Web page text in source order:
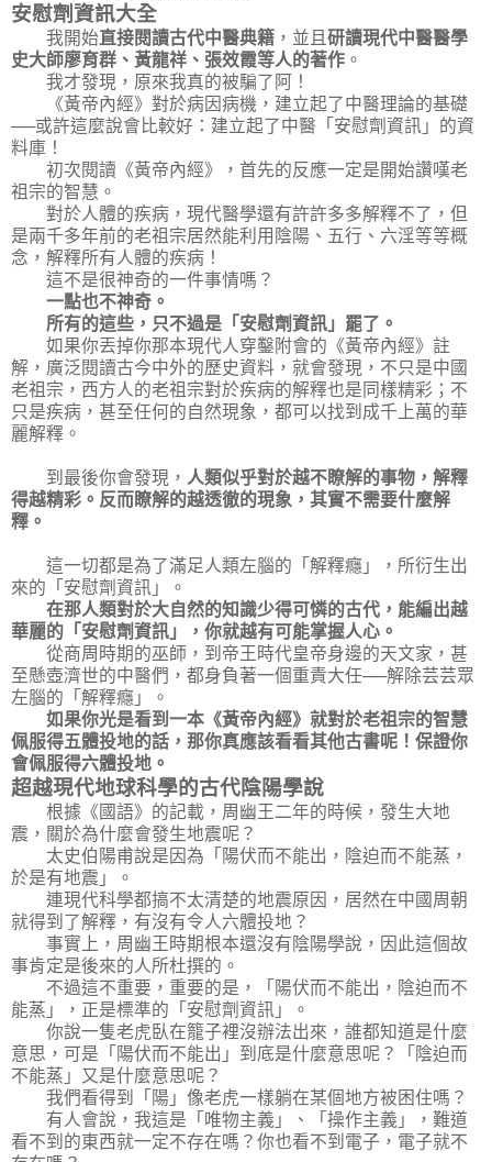
安慰劑資訊大全
我開始直接閱讀古代中醫典籍 ，並且 研讀現代中醫醫學
史大師廖育群、黃龍祥、張效霞等人的著作 。
我才發現，原來我真的被騙了阿！
《黃帝內經》對於病因病機，建立起了中醫理論的基礎
──或許這麼說會比較好：建立起了中醫「安慰劑資訊」的資
料庫！
初次閱讀《黃帝內經》，首先的反應一定是開始讚嘆老
祖宗的智慧。
對於人體的疾病，現代醫學還有許許多多解釋不了，但
是兩千多年前的老祖宗居然能利用陰陽、五行、六淫等等概
念，解釋所有人體的疾病！
這不是很神奇的一件事情嗎？
一點也不神奇。
所有的這些，只不過是「安慰劑資訊」罷了。
如果你丟掉你那本現代人穿鑿附會的《黃帝內經》註
解，廣泛閱讀古今中外的歷史資料，就會發現，不只是中國
老祖宗，西方人的老祖宗對於疾病的解釋也是同樣精彩；不
只是疾病，甚至任何的自然現象，都可以找到成千上萬的華
麗解釋。
到最後你會發現， 人類似乎對於越不瞭解的事物，解釋
得越精彩。反而瞭解的越透徹的現象，其實不需要什麼解
釋。
這一切都是為了滿足人類左腦的「解釋癮」，所衍生出
來的「安慰劑資訊」。
在那人類對於大自然的知識少得可憐的古代，能編出越
華麗的「安慰劑資訊」，你就越有可能掌握人心。
從商周時期的巫師，到帝王時代皇帝身邊的天文家，甚
至懸壺濟世的中醫們，都身負著一個重責大任──解除芸芸眾
左腦的「解釋癮」。
如果你光是看到一本《黃帝內經》就對於老祖宗的智慧
佩服得五體投地的話，那你真應該看看其他古書呢！保證你
會佩服得六體投地。
超越現代地球科學的古代陰陽學說
根據《國語》的記載，周幽王二年的時候，發生大地
震，關於為什麼會發生地震呢？
太史伯陽甫說是因為「陽伏而不能出，陰迫而不能蒸，
於是有地震」。
連現代科學都搞不太清楚的地震原因，居然在中國周朝
就得到了解釋，有沒有令人六體投地？
事實上，周幽王時期根本還沒有陰陽學說，因此這個故
事肯定是後來的人所杜撰的。
不過這不重要，重要的是，「陽伏而不能出，陰迫而不
能蒸」，正是標準的「安慰劑資訊」。
你說一隻老虎臥在籠子裡沒辦法出來，誰都知道是什麼
意思，可是「陽伏而不能出」到底是什麼意思呢？「陰迫而
不能蒸」又是什麼意思呢？
我們看得到「陽」像老虎一樣躺在某個地方被困住嗎？
有人會說，我這是「唯物主義」、「操作主義」，難道
看不到的東西就一定不存在嗎？你也看不到電子，電子就不